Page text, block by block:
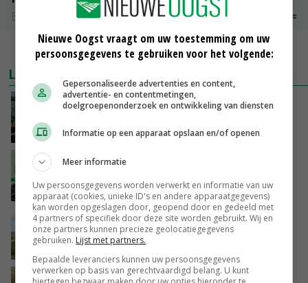
Barneveld kooieieren
€ 9,10
MEER MARKTPRIJZEN
LAATSTE NIEUWS
‘Cijfer jezelf niet weg en doe vooral ook waar
VANDAAG, 13:31
‘De droogte begint ver voor de grens bij
VANDAAG, 11:00
POAH!: John Deere 7730
VANDAAG, 10:00
Geen vee meer op Noord-Hollandse zeedijken
Nieuwe Oogst vraagt om uw toestemming om uw
persoonsgegevens te gebruiken voor het volgende:
Gepersonaliseerde advertenties en content,
advertentie- en contentmetingen,
doelgroepenonderzoek en ontwikkeling van diensten
Informatie op een apparaat opslaan en/of openen
Meer informatie
Uw persoonsgegevens worden verwerkt en informatie van uw
apparaat (cookies, unieke ID's en andere apparaatgegevens)
kan worden opgeslagen door, geopend door en gedeeld met
4 partners of specifiek door deze site worden gebruikt. Wij en
onze partners kunnen precieze geolocatiegegevens
gebruiken. Lijst met partners.
Bepaalde leveranciers kunnen uw persoonsgegevens
verwerken op basis van gerechtvaardigd belang. U kunt